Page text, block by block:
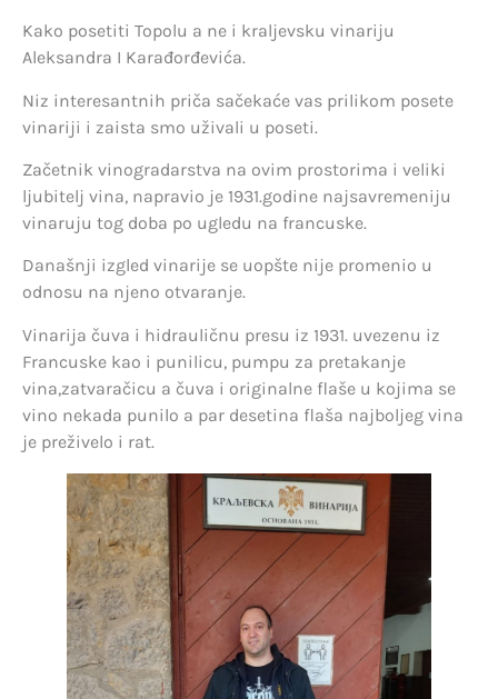
Kako posetiti Topolu a ne i kraljevsku vinariju
Aleksandra I Karađorđevića.
Niz interesantnih priča sačekaće vas prilikom posete
vinariji i zaista smo uživali u poseti.
Začetnik vinogradarstva na ovim prostorima i veliki
ljubitelj vina, napravio je 1931.godine najsavremeniju
vinaruju tog doba po ugledu na francuske.
Današnji izgled vinarije se uopšte nije promenio u
odnosu na njeno otvaranje.
Vinarija čuva i hidrauličnu presu iz 1931. uvezenu iz
Francuske kao i punilicu, pumpu za pretakanje
vina,zatvaračicu a čuva i originalne flaše u kojima se
vino nekada punilo a par desetina flaša najboljeg vina
je preživelo i rat.